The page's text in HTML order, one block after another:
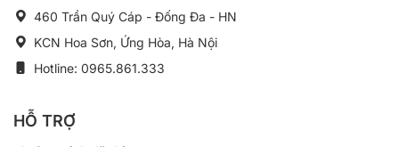
460 Trần Quý Cáp - Đống Đa - HN
KCN Hoa Sơn, Ứng Hòa, Hà Nội
Hotline: 0965.861.333
HỖ TRỢ